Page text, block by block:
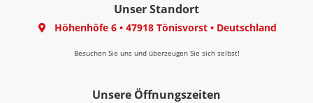
Unser Standort
Höhenhöfe 6• 47918 Tönisvorst• Deutschland
Besuchen Sie uns und überzeugen Sie sich selbst!
Unsere Öffnungszeiten